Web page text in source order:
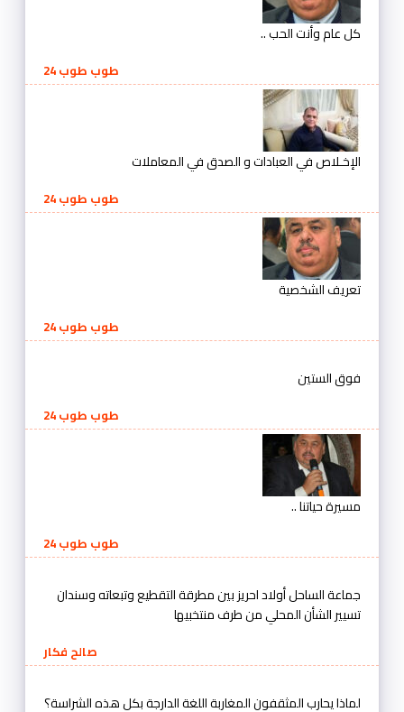
كل عام وأنت الحب ..
طوب طوب 24
الإخـلاص في العبادات و الصدق في المعاملات
طوب طوب 24
تعريف الشخصية
طوب طوب 24
فوق الستين
طوب طوب 24
مسيرة حياتنا ..
طوب طوب 24
جماعة الساحل أولاد احريز بين مطرقة التقطيع وتبعاته وسندان
تسيير الشأن المحلي من طرف منتخبيها
صالح فكار
لماذا يحارب المثقفون المغاربة اللغة الدارجة بكل هذه الشراسة؟